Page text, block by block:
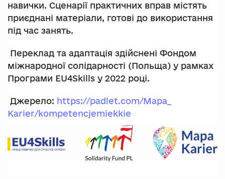
навички. Сценарії практичних вправ містять
приєднані матеріали, готові до використання
під час занять.
Переклад та адаптація здійснені Фондом
міжнародної солідарності (Польща) у рамках
Програми EU4Skills у 2022 році.
Джерело: https://padlet.com/Mapa_
Karier/kompetencjemiekkie